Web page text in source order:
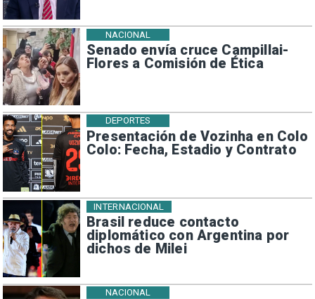
Senado envía cruce Campillai-
Flores a Comisión de Ética
NACIONAL
Presentación de Vozinha en Colo
Colo: Fecha, Estadio y Contrato
DEPORTES
Brasil reduce contacto
diplomático con Argentina por
dichos de Milei
INTERNACIONAL
NACIONAL